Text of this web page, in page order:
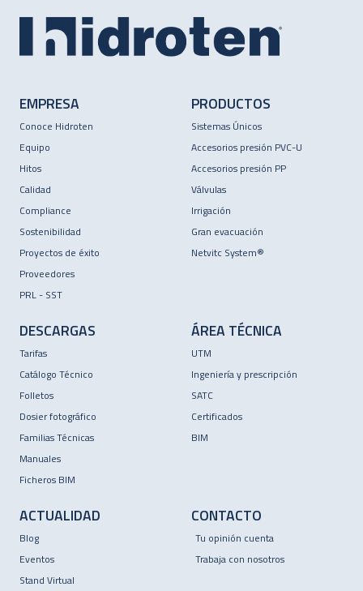
EMPRESA
Conoce Hidroten
Equipo
Hitos
Calidad
Compliance
Sostenibilidad
Proyectos de éxito
Proveedores
PRL - SST
PRODUCTOS
Sistemas Únicos
Accesorios presión PVC-U
Accesorios presión PP
Válvulas
Irrigación
Gran evacuación
Netvitc System®
DESCARGAS
Tarifas
Catálogo Técnico
Folletos
Dosier fotográfico
Familias Técnicas
Manuales
Ficheros BIM
ÁREA TÉCNICA
UTM
Ingeniería y prescripción
SATC
Certificados
BIM
ACTUALIDAD
Blog
Eventos
Stand Virtual
CONTACTO
Tu opinión cuenta
Trabaja con nosotros